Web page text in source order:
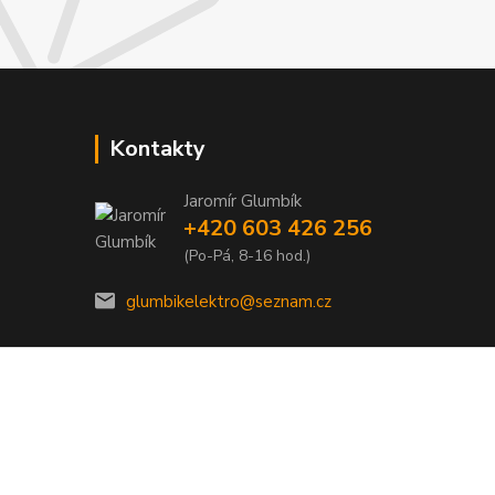
Kontakty
Jaromír Glumbík
+420 603 426 256
(Po-Pá, 8-16 hod.)
glumbikelektro@seznam.cz